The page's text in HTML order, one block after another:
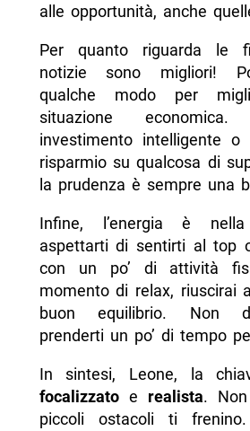
alle opportunità, anche
Per quanto riguarda le
notizie sono migliori!
qualche modo per
situazione
investimento intelligente
risparmio su qualcosa di
la prudenza è sempre una
Infine, l’energia è
aspettarti di sentirti al top
con un po’ di attività
momento di relax, riuscirai
buon equilibrio. Non
prenderti un po’ di tempo
In sintesi, Leone, la
focalizzatoe realista.
piccoli ostacoli ti